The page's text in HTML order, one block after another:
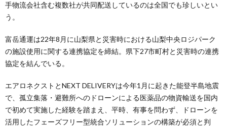
手物流会社含む複数社が共同配送しているのは全国でも珍しいとい
う。
富岳通運は22年8月に山梨県と災害時における山梨中央ロジパーク
の施設使用に関する連携協定を締結。県下27市町村と災害時の連携
協定を結んでいる。
エアロネクストとNEXT DELIVERYは今年1月に起きた能登半島地震
で、孤立集落・避難所へのドローンによる医薬品の物資輸送を国内
で初めて実施した経験を踏まえ、平時、有事を問わず、ドローンを
活用したフェーズフリー型統合ソリューションの構築が必須と判